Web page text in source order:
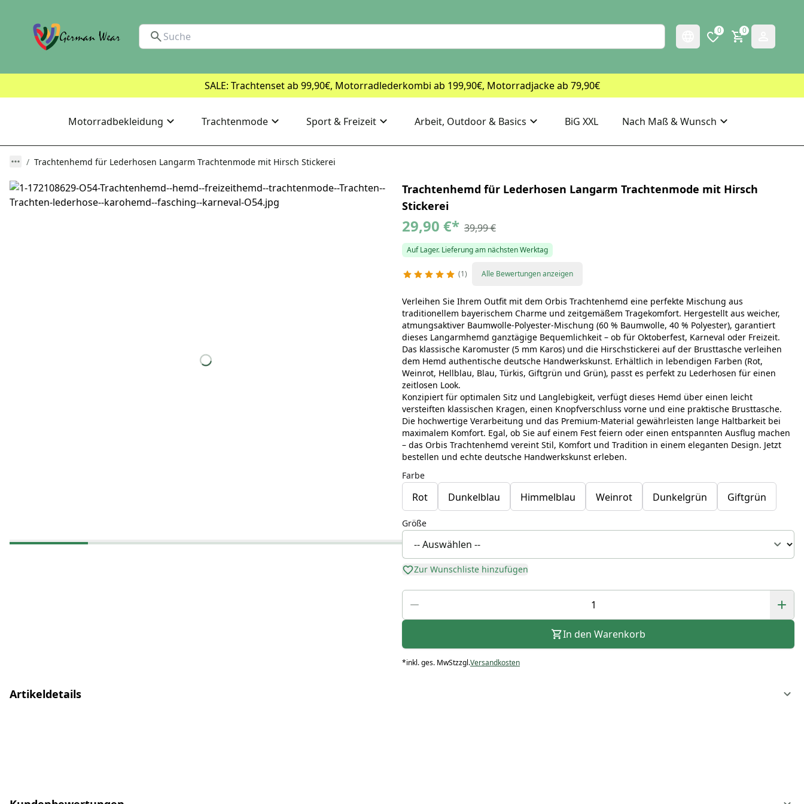
0 0
SALE: Trachtenset ab 99,90€, Motorradlederkombi ab 199,90€, Motorradjacke ab 79,90€
Motorradbekleidung Trachtenmode Sport & Freizeit Arbeit, Outdoor & Basics BiG XXL Nach Maß & Wunsch
Trachtenhemd für Lederhosen Langarm Trachtenmode mit Hirsch Stickerei
Trachtenhemd für Lederhosen Langarm Trachtenmode mit Hirsch
Stickerei
29,90 €* 39,99 €
Auf Lager. Lieferung am nächsten Werktag
1 Alle Bewertungen anzeigen
Verleihen Sie Ihrem Outfit mit dem Orbis Trachtenhemd eine perfekte Mischung aus
traditionellem bayerischem Charme und zeitgemäßem Tragekomfort. Hergestellt aus weicher,
atmungsaktiver Baumwolle-Polyester-Mischung (60 % Baumwolle, 40 % Polyester), garantiert
dieses Langarmhemd ganztägige Bequemlichkeit – ob für Oktoberfest, Karneval oder Freizeit.
Das klassische Karomuster (5 mm Karos) und die Hirschstickerei auf der Brusttasche verleihen
dem Hemd authentische deutsche Handwerkskunst. Erhältlich in lebendigen Farben (Rot,
Weinrot, Hellblau, Blau, Türkis, Giftgrün und Grün), passt es perfekt zu Lederhosen für einen
zeitlosen Look.
Konzipiert für optimalen Sitz und Langlebigkeit, verfügt dieses Hemd über einen leicht
versteiften klassischen Kragen, einen Knopfverschluss vorne und eine praktische Brusttasche.
Die hochwertige Verarbeitung und das Premium-Material gewährleisten lange Haltbarkeit bei
maximalem Komfort. Egal, ob Sie auf einem Fest feiern oder einen entspannten Ausflug machen
– das Orbis Trachtenhemd vereint Stil, Komfort und Tradition in einem eleganten Design. Jetzt
bestellen und echte deutsche Handwerkskunst erleben.
Farbe
Rot Dunkelblau Himmelblau Weinrot Dunkelgrün Giftgrün
Größe
Zur Wunschliste hinzufügen
In den Warenkorb
*inkl. ges. MwStzzgl.Versandkosten
Artikeldetails